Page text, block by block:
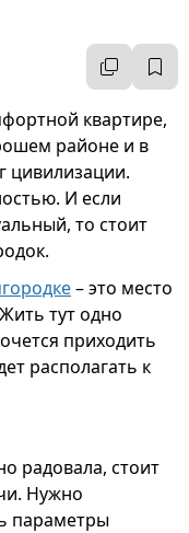
квартире,
районе и в
цивилизации.
И если
то стоит
– это место
тут одно
приходить
располагать к
радовала, стоит
Нужно
параметры